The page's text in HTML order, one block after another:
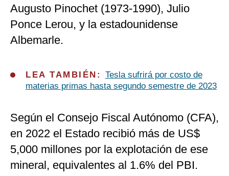
Augusto Pinochet (1973-1990), Julio
Ponce Lerou, y la estadounidense
Albemarle.
LEA TAMBIÉN: Tesla sufrirá por costo de
materias primas hasta segundo semestre de 2023
Según el Consejo Fiscal Autónomo (CFA),
en 2022 el Estado recibió más de US$
5,000 millones por la explotación de ese
mineral, equivalentes al 1.6% del PBI.